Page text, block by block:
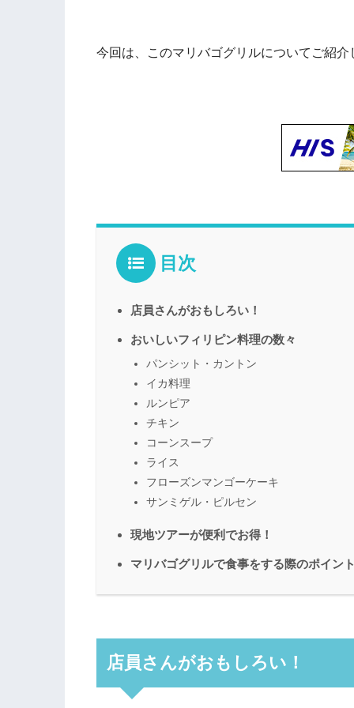
今回は、このマリバゴグリルについてご紹介
目次
店員さんがおもしろい！
おいしいフィリピン料理の数々
パンシット・カントン
イカ料理
ルンピア
チキン
コーンスープ
ライス
フローズンマンゴーケーキ
サンミゲル・ピルセン
現地ツアーが便利でお得！
マリバゴグリルで食事をする際のポイン
店員さんがおもしろい！